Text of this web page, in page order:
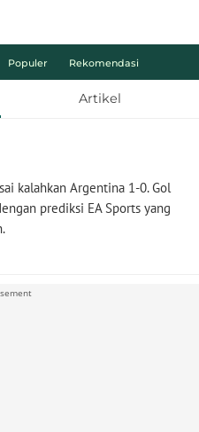
Populer Rekomendasi
Artikel
kalahkan Argentina 1-0. Gol
prediksi EA Sports yang